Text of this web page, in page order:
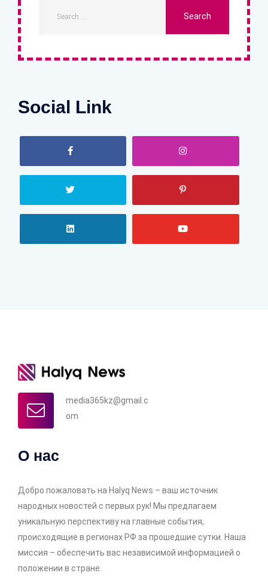
Social Link
media365kz@gmail.c
om
О нас
Добро пожаловать на Halyq News – ваш источник
народных новостей с первых рук! Мы предлагаем
уникальную перспективу на главные события,
происходящие в регионах РФ за прошедшие сутки. Наша
миссия – обеспечить вас независимой информацией о
положении в стране.